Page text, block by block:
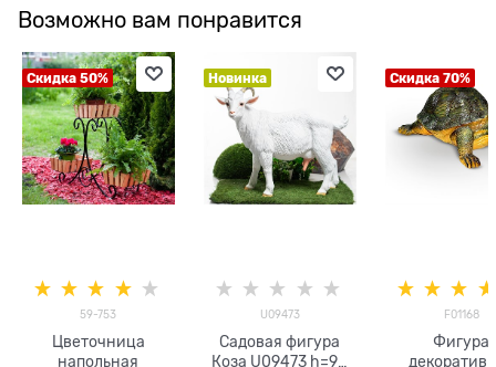
Возможно вам понравится
Скидка 50%
59-753
Цветочница
напольная
Новинка
U09473
Садовая фигура
Коза U09473 h=90
Скидка 70%
F01168
Фигура